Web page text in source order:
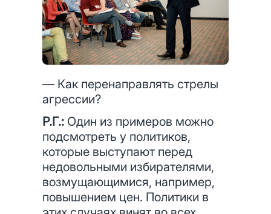
— Как перенаправлять стрелы
агрессии?
Р.Г.: Один из примеров можно
подсмотреть у политиков,
которые выступают перед
недовольными избирателями,
возмущающимися, например,
повышением цен. Политики в